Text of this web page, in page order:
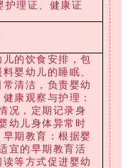
护理证、健康证
的饮食安排，包
婴幼儿的睡眠、
清洁，负责婴幼
康观察与护理：
况，定期记录身
幼儿身体异常时
期教育：根据婴
宜的早期教育活
等方式促进婴幼